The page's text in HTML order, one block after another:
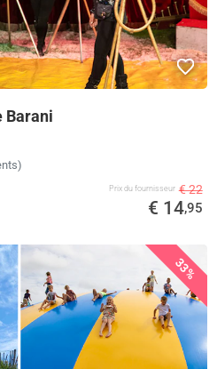
Barani
Prix ​​du fournisseur € 22
€ 14,95
33%